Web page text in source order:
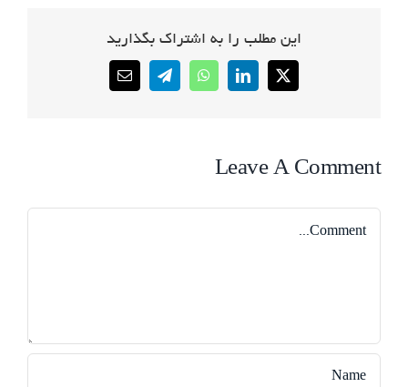
این مطلب را به اشتراک بگذارید
X
LinkedIn
WhatsApp
Telegram
Email
Leave A Comment